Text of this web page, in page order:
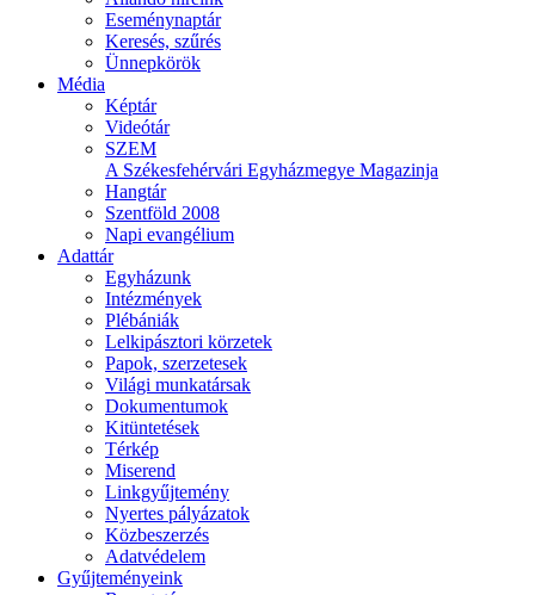
Eseménynaptár
Keresés, szűrés
Ünnepkörök
Média
Képtár
Videótár
SZEM
A Székesfehérvári Egyházmegye Magazinja
Hangtár
Szentföld 2008
Napi evangélium
Adattár
Egyházunk
Intézmények
Plébániák
Lelkipásztori körzetek
Papok, szerzetesek
Világi munkatársak
Dokumentumok
Kitüntetések
Térkép
Miserend
Linkgyűjtemény
Nyertes pályázatok
Közbeszerzés
Adatvédelem
Gyűjteményeink